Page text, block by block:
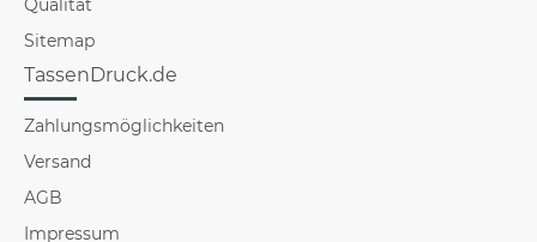
Qualität
Sitemap
TassenDruck.de
Zahlungsmöglichkeiten
Versand
AGB
Impressum